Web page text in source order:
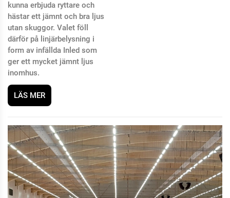
kunna erbjuda ryttare och
hästar ett jämnt och bra ljus
utan skuggor. Valet föll
därför på linjärbelysning i
form av infällda Inled som
ger ett mycket jämnt ljus
inomhus.
LÄS MER